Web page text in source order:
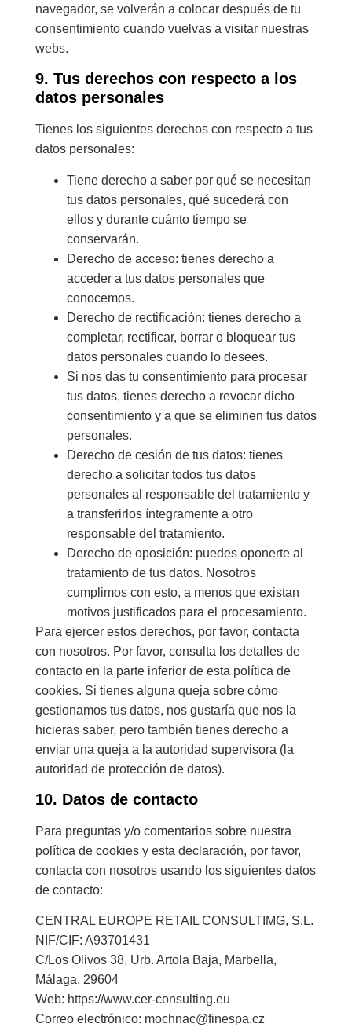
navegador, se volverán a colocar después de tu
consentimiento cuando vuelvas a visitar nuestras
webs.
9. Tus derechos con respecto a los
datos personales
Tienes los siguientes derechos con respecto a tus
datos personales:
Tiene derecho a saber por qué se necesitan
tus datos personales, qué sucederá con
ellos y durante cuánto tiempo se
conservarán.
Derecho de acceso: tienes derecho a
acceder a tus datos personales que
conocemos.
Derecho de rectificación: tienes derecho a
completar, rectificar, borrar o bloquear tus
datos personales cuando lo desees.
Si nos das tu consentimiento para procesar
tus datos, tienes derecho a revocar dicho
consentimiento y a que se eliminen tus datos
personales.
Derecho de cesión de tus datos: tienes
derecho a solicitar todos tus datos
personales al responsable del tratamiento y
a transferirlos íntegramente a otro
responsable del tratamiento.
Derecho de oposición: puedes oponerte al
tratamiento de tus datos. Nosotros
cumplimos con esto, a menos que existan
motivos justificados para el procesamiento.
Para ejercer estos derechos, por favor, contacta
con nosotros. Por favor, consulta los detalles de
contacto en la parte inferior de esta política de
cookies. Si tienes alguna queja sobre cómo
gestionamos tus datos, nos gustaría que nos la
hicieras saber, pero también tienes derecho a
enviar una queja a la autoridad supervisora (la
autoridad de protección de datos).
10. Datos de contacto
Para preguntas y/o comentarios sobre nuestra
política de cookies y esta declaración, por favor,
contacta con nosotros usando los siguientes datos
de contacto:
CENTRAL EUROPE RETAIL CONSULTIMG, S.L.
NIF/CIF: A93701431
C/Los Olivos 38, Urb. Artola Baja, Marbella,
Málaga, 29604
Web: https://www.cer-consulting.eu
Correo electrónico: mochnac@finespa.cz